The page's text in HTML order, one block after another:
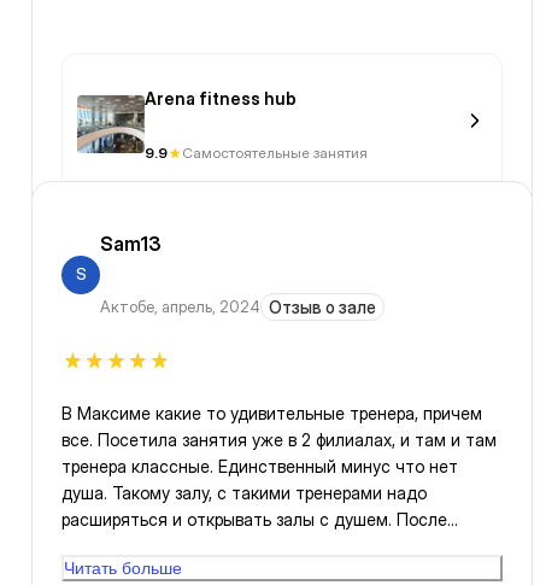
Arena fitness hub
9.9 Самостоятельные занятия
S
Sam13
Актобе, апрель, 2024 Отзыв о зале
В Максиме какие то удивительные тренера, причем
все. Посетила занятия уже в 2 филиалах, и там и там
тренера классные. Единственный минус что нет
душа. Такому залу, с такими тренерами надо
расширяться и открывать залы с душем. После
тренер боди рол очень классная. С юмором,
Читать больше